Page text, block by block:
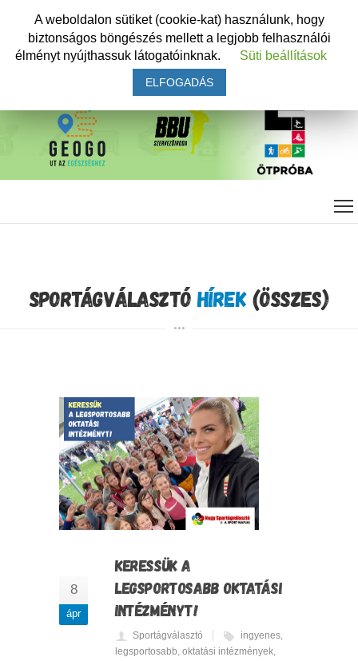
SPORTÁGVÁLASZTÓHÍREK(ÖSSZES)
8
ápr
KERESSÜK A
LEGSPORTOSABB OKTATÁSI
INTÉZMÉNYT!
Sportágválasztó ingyenes,
legsportosabb, oktatási intézmények,
A weboldalon sütiket (cookie-kat) használunk, hogy
biztonságos böngészés mellett a legjobb felhasználói
élményt nyújthassuk látogatóinknak.
Süti beállítások
ELFOGADÁS